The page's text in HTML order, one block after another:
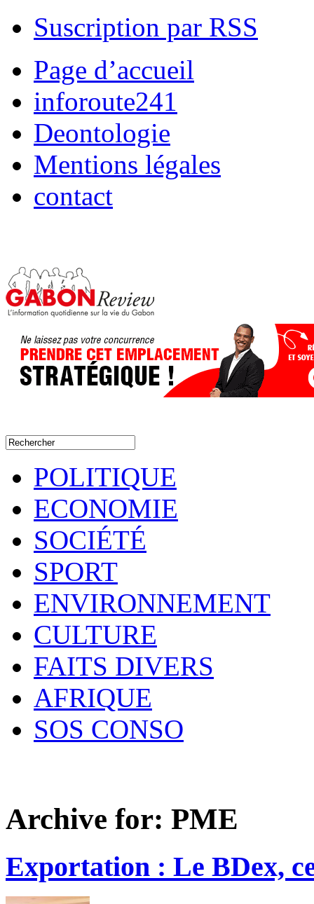
Suscription par RSS
Page d’accueil
inforoute241
Deontologie
Mentions légales
contact
POLITIQUE
ECONOMIE
SOCIÉTÉ
SPORT
ENVIRONNEMENT
CULTURE
FAITS DIVERS
AFRIQUE
SOS CONSO
Archive for: PME
Exportation : Le BDex,